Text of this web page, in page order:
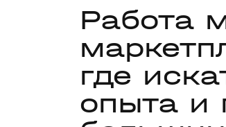
Работа
где
опыта и